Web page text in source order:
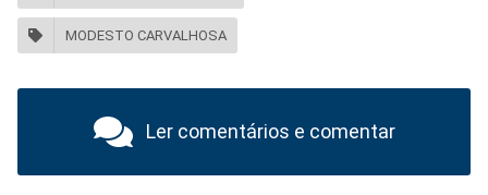
MODESTO CARVALHOSA
Ler comentários e comentar